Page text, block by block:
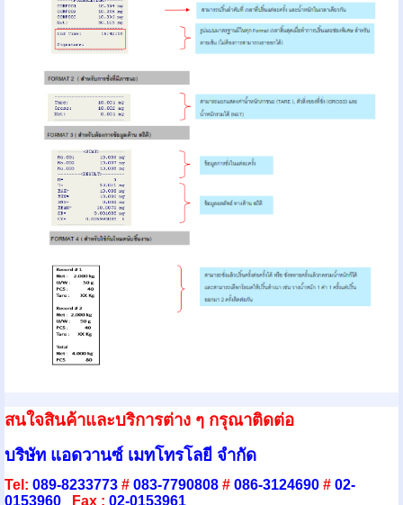
สนใจสินค้าและบริการต่าง ๆ กรุณาติดต่อ
บริษัท แอดวานซ์ เมทโทรโลยี จำกัด
Tel: 089-8233773# 083-7790808# 086-3124690# 02-
0153960Fax : 02-0153961